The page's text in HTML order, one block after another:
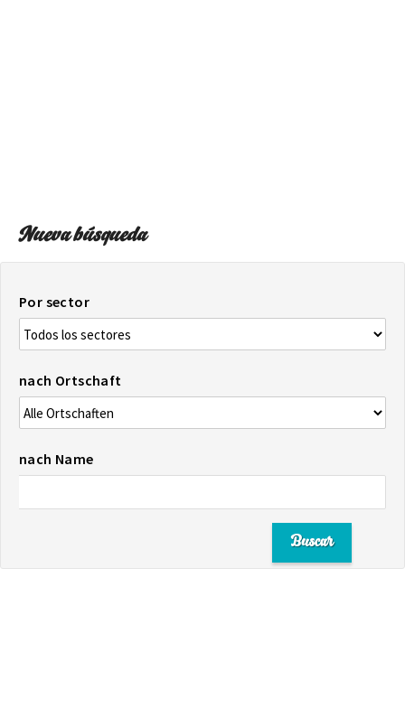
Nueva búsqueda
Por sector
nach Ortschaft
nach Name